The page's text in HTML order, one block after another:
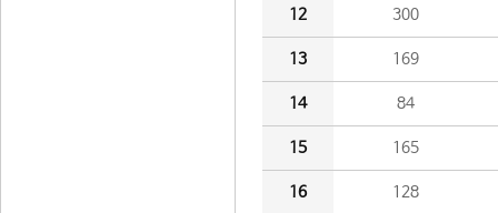
12 300
13 169
14 84
15 165
16 128